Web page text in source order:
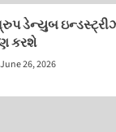
ડેન્યુબ
કરશે
June 26, 2026